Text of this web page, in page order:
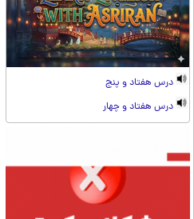
درس هفتاد و پنج
درس هفتاد و چهار